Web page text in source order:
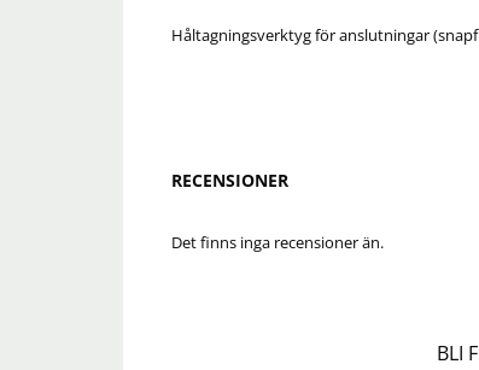
Håltagningsverktyg för anslutningar
RECENSIONER
Det finns inga recensioner än.
BLI